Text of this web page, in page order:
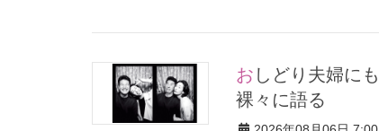
おしどり夫婦にも危機が！？VERYモデルが“夫婦ゲンカ事情”を赤
裸々に語る